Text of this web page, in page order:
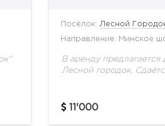
Посёлок: Лесной
Направление: Минское
В аренду предлагается
Лесной городок.
столовая, каминный зал
11'000